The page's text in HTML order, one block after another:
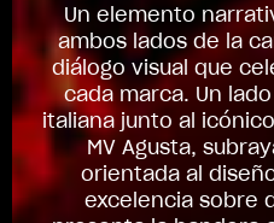
Un elemento
ambos lados de la
diálogo visual que
cada marca. Un
italiana junto al icónico
MV Agusta,
orientada al
excelencia sobre